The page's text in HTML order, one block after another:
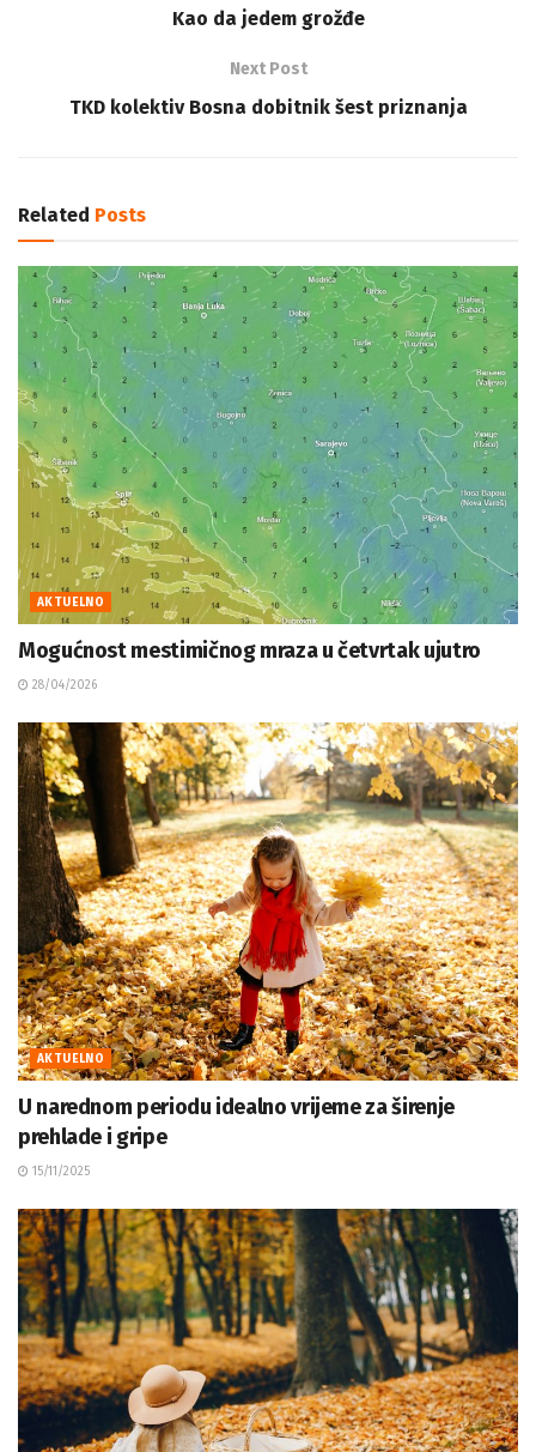
Kao da jedem grožđe
Next Post
TKD kolektiv Bosna dobitnik šest priznanja
Related Posts
AKTUELNO
Mogućnost mestimičnog mraza u četvrtak ujutro
28/04/2026
AKTUELNO
U narednom periodu idealno vrijeme za širenje
prehlade i gripe
15/11/2025